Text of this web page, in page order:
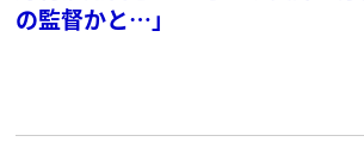
の監督かと…」